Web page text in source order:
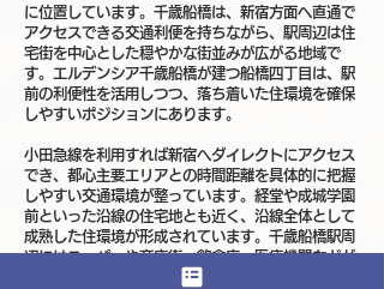
に位置しています。千歳船橋は、新宿方面へ直通で
アクセスできる交通利便を持ちながら、駅周辺は住
宅街を中心とした穏やかな街並みが広がる地域で
す。エルデンシア千歳船橋が建つ船橋四丁目は、駅
前の利便性を活用しつつ、落ち着いた住環境を確保
しやすいポジションにあります。
小田急線を利用すれば新宿へダイレクトにアクセス
でき、都心主要エリアとの時間距離を具体的に把握
しやすい交通環境が整っています。経堂や成城学園
前といった沿線の住宅地とも近く、沿線全体として
成熟した住環境が形成されています。千歳船橋駅周
辺にはスーパーや商店街、飲食店、医療機関などが
揃い、日常生活を駅前で完結させやすい点が特徴で